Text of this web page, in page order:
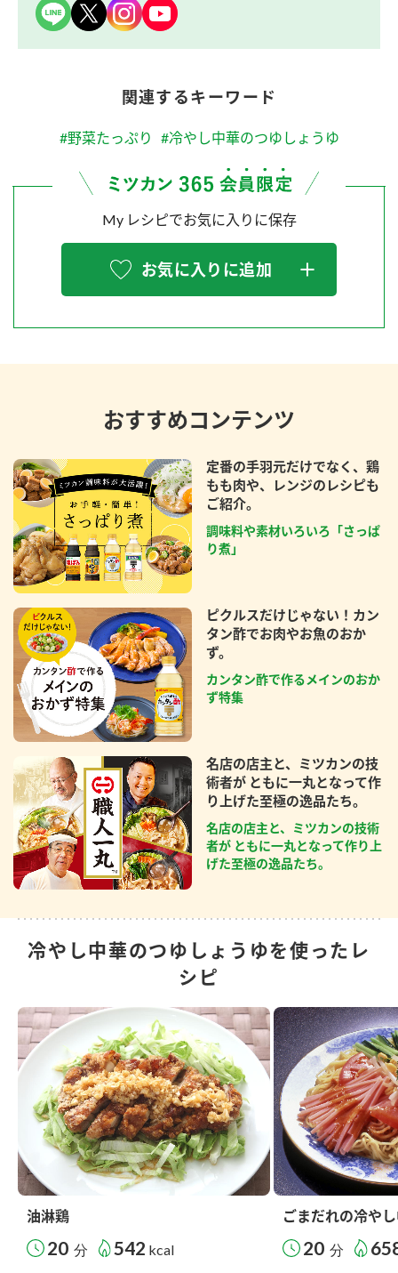
関連するキーワード
#野菜たっぷり #冷やし中華のつゆしょうゆ
My レシピでお気に入りに保存
お気に入りに追加
おすすめコンテンツ
定番の手羽元だけでなく、鶏
もも肉や、レンジのレシピも
ご紹介。
調味料や素材いろいろ「さっぱ
り煮」
ピクルスだけじゃない！カン
タン酢でお肉やお魚のおか
ず。
カンタン酢で作るメインのおか
ず特集
名店の店主と、ミツカンの技
術者が ともに一丸となって作
り上げた至極の逸品たち。
名店の店主と、ミツカンの技術
者が ともに一丸となって作り上
げた至極の逸品たち。
冷やし中華のつゆしょうゆを使ったレ
シピ
油淋鶏
20 分 542 kcal
ごまだれの冷や
20 分